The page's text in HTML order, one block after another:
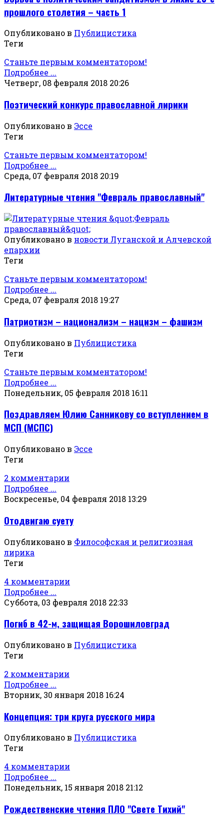
прошлого столетия – часть 1
Опубликовано в Публицистика
Теги
Станьте первым комментатором!
Подробнее ...
Четверг, 08 февраля 2018 20:26
Поэтический конкурс православной лирики
Опубликовано в Эссе
Теги
Станьте первым комментатором!
Подробнее ...
Среда, 07 февраля 2018 20:19
Литературные чтения "Февраль православный"
Опубликовано в новости Луганской и Алчевской
епархии
Теги
Станьте первым комментатором!
Подробнее ...
Среда, 07 февраля 2018 19:27
Патриотизм – национализм – нацизм – фашизм
Опубликовано в Публицистика
Теги
Станьте первым комментатором!
Подробнее ...
Понедельник, 05 февраля 2018 16:11
Поздравляем Юлию Санникову со вступлением в
МСП (МСПС)
Опубликовано в Эссе
Теги
2 комментарии
Подробнее ...
Воскресенье, 04 февраля 2018 13:29
Отодвигаю суету
Опубликовано в Философская и религиозная
лирика
Теги
4 комментарии
Подробнее ...
Суббота, 03 февраля 2018 22:33
Погиб в 42-м, защищая Ворошиловград
Опубликовано в Публицистика
Теги
2 комментарии
Подробнее ...
Вторник, 30 января 2018 16:24
Концепция: три круга русского мира
Опубликовано в Публицистика
Теги
4 комментарии
Подробнее ...
Понедельник, 15 января 2018 21:12
Рождественские чтения ПЛО "Свете Тихий"